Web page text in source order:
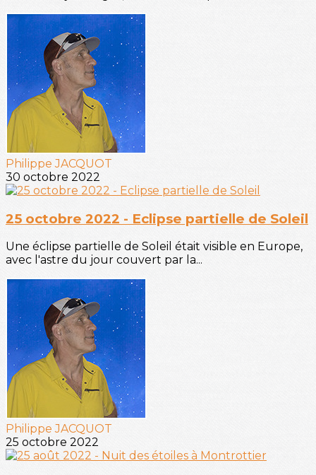
Philippe JACQUOT
30 octobre 2022
25 octobre 2022 - Eclipse partielle de Soleil
Une éclipse partielle de Soleil était visible en Europe,
avec l'astre du jour couvert par la...
Philippe JACQUOT
25 octobre 2022